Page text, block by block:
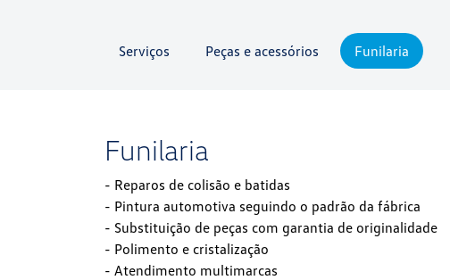
Serviços Peças e acessórios Funilaria
Funilaria
- Reparos de colisão e batidas
- Pintura automotiva seguindo o padrão da fábrica
- Substituição de peças com garantia de originalidade
- Polimento e cristalização
- Atendimento multimarcas